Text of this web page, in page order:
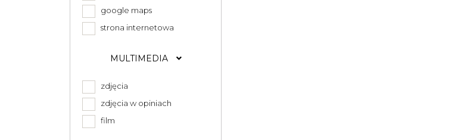
google maps
strona internetowa
MULTIMEDIA
zdjęcia
zdjęcia w opiniach
film